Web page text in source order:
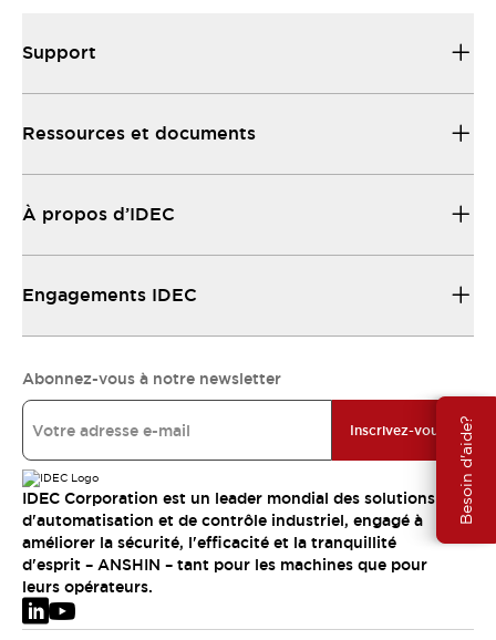
Besoin d'aide?
Support
Ressources et documents
À propos d’IDEC
Engagements IDEC
Abonnez-vous à notre newsletter
Inscrivez-vous
IDEC Corporation est un leader mondial des solutions
d'automatisation et de contrôle industriel, engagé à
améliorer la sécurité, l'efficacité et la tranquillité
d'esprit – ANSHIN – tant pour les machines que pour
leurs opérateurs.